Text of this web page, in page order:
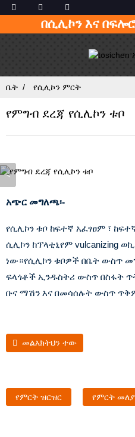
በሲሊኮን እና
ቤት የሲሊኮን ምርት
የምግብ ደረጃ የሲሊኮን ቱቦ
አጭር መግለጫ፡-
የሲሊኮን ቱቦ ከፍተኛ አፈፃፀም ፣
ሲሊኮን ከፕላቲኒየም vulcanizing
ነው።የሲሊኮን ቱቦዎች በቤት ውስጥ
ፍላጎቶች ኢንዱስትሪ ውስጥ በስፋት
ቡና ማሽን እና በመሳሰሉት ውስጥ
መልእክትህን ተው
የምርት ዝርዝር የምርት